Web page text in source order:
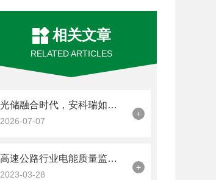
相关文章
RELATED ARTICLES
光储融合时代，安科瑞如何为新能源并网筑牢“安全防线”？
2026-07-07
+
高速公路行业电能质量监测与治理监测系统解决方案
2023-03-28
+